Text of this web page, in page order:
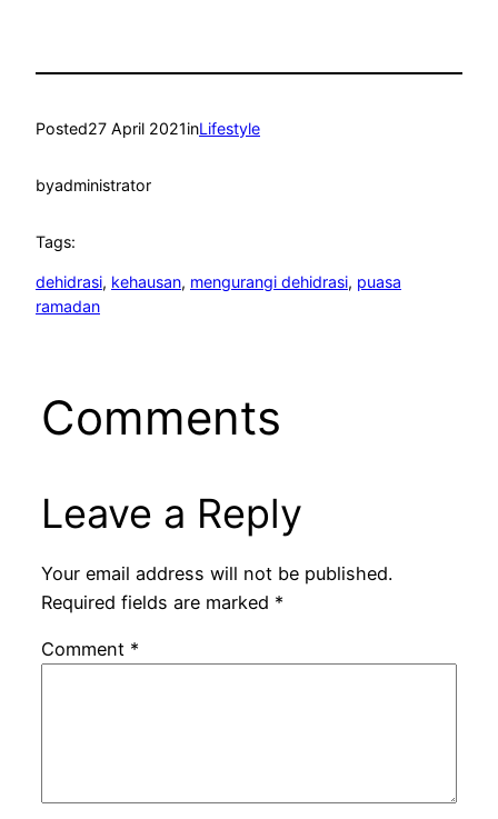
Posted27 April 2021inLifestyle
byadministrator
Tags:
dehidrasi, kehausan, mengurangi dehidrasi, puasa
ramadan
Comments
Leave a Reply
Your email address will not be published.
Required fields are marked *
Comment *